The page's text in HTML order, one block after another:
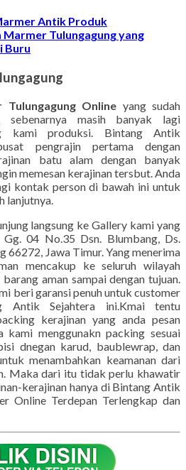
Antik Produk
Marmer Tulungagung yang
Buru
Tulungagung Online yang sudah
sebenarnya masih banyak lagi
kami produksi. Bintang Antik
pengrajin pertama dengan
batu alam dengan banyak
memesan kerajinan tersbut. Anda
kontak person di bawah ini untuk
lanjutnya.
langsung ke Gallery kami yang
04 No.35 Dsn. Blumbang, Ds.
66272, Jawa Timur. Yang menerima
mencakup ke seluruh wilayah
aman sampai dengan tujuan.
beri garansi penuh untuk customer
Sejahtera ini.Kmai tentu
kerajinan yang anda pesan
kami menggunakn packing sesuai
dnegan karud, baublewrap, dan
menambahkan keamanan dari
Maka dari itu tidak perlu khawatir
kerajinan hanya di Bintang Antik
Online Terdepan Terlengkap dan